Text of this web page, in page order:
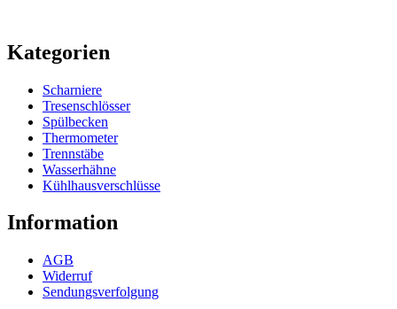
Kategorien
Scharniere
Tresenschlösser
Spülbecken
Thermometer
Trennstäbe
Wasserhähne
Kühlhausverschlüsse
Information
AGB
Widerruf
Sendungsverfolgung